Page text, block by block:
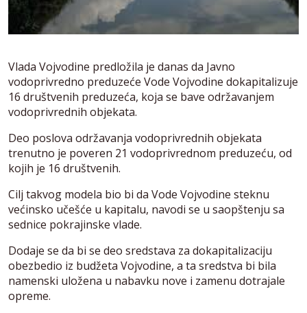
Vlada Vojvodine predložila je danas da Javno
vodoprivredno preduzeće Vode Vojvodine dokapitalizuje
16 društvenih preduzeća, koja se bave održavanjem
vodoprivrednih objekata.
Deo poslova održavanja vodoprivrednih objekata
trenutno je poveren 21 vodoprivrednom preduzeću, od
kojih je 16 društvenih.
Cilj takvog modela bio bi da Vode Vojvodine steknu
većinsko učešće u kapitalu, navodi se u saopštenju sa
sednice pokrajinske vlade.
Dodaje se da bi se deo sredstava za dokapitalizaciju
obezbedio iz budžeta Vojvodine, a ta sredstva bi bila
namenski uložena u nabavku nove i zamenu dotrajale
opreme.